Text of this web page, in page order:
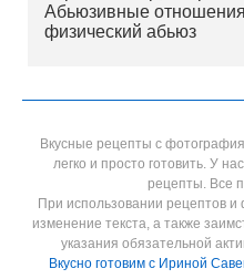
Абьюзивные
физический абьюз
Вкусные рецепты с
легко и просто готовить. У
рецепты. Все
При использовании рецептов
изменение текста, а также
указания обязательной
Вкусно готовим с Ириной